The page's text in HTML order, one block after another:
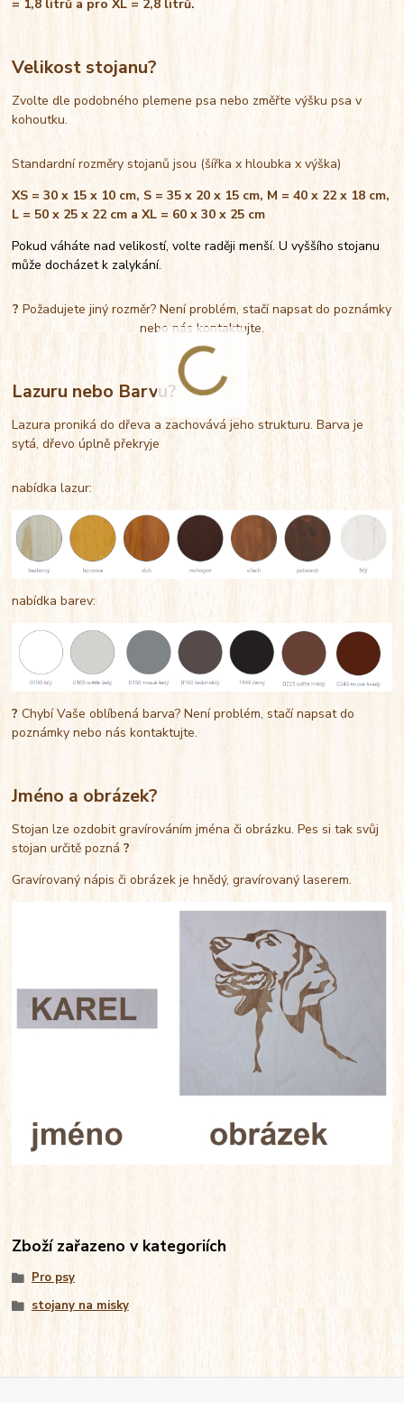
= 1,8 litrů a pro XL = 2,8 litrů.
Velikost stojanu?
Zvolte dle podobného plemene psa nebo změřte výšku psa v
kohoutku.
Standardní rozměry stojanů jsou (šířka x hloubka x výška)
XS = 30 x 15 x 10 cm, S = 35 x 20 x 15 cm, M = 40 x 22 x 18 cm,
L = 50 x 25 x 22 cm a XL = 60 x 30 x 25 cm
Pokud váháte nad velikostí, volte raději menší. U vyššího stojanu
může docházet k zalykání.
? Požadujete jiný rozměr? Není problém, stačí napsat do poznámky
nebo nás kontaktujte.
Lazuru nebo Barvu?
Lazura proniká do dřeva a zachovává jeho strukturu. Barva je
sytá, dřevo úplně překryje
nabídka lazur:
nabídka barev:
?Chybí Vaše oblíbená barva? Není problém, stačí napsat do
poznámky nebo nás kontaktujte.
Jméno a obrázek?
Stojan lze ozdobit gravírováním jména či obrázku. Pes si tak svůj
stojan určitě pozná?
Gravírovaný nápis či obrázek je hnědý, gravírovaný laserem.
Zboží zařazeno v kategoriích
Pro psy
stojany na misky